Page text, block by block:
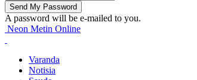
A password will be e-mailed to you.
Neon Metin Online
Varanda
Notisia